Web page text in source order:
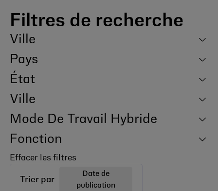
Filtres de recherche
Ville
Pays
État
Ville
Mode De Travail Hybride
Fonction
Effacer les filtres
Trier par
Date de
publication